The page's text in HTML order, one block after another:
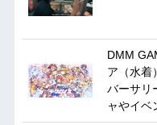
DMM
ア（水着
バーサリ
ャやイベ